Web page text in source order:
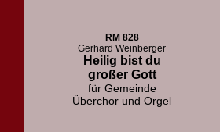
RM 828
Gerhard Weinberger
Heilig bist du
großer Gott
für Gemeinde
Überchor und Orgel